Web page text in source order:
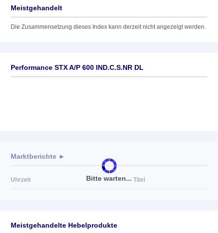
Meistgehandelt
Die Zusammensetzung dieses Index kann derzeit nicht angezeigt werden.
Performance STX A/P 600 IND.C.S.NR DL
Bitte warten...
Marktberichte ►
Uhrzeit Titel
Meistgehandelte Hebelprodukte